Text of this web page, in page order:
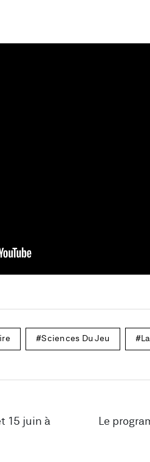
Sciences Du Jeu
15 juin à
Le